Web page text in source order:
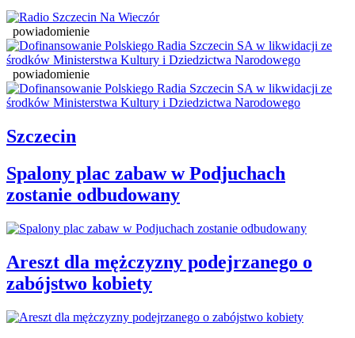
powiadomienie
powiadomienie
Szczecin
Spalony plac zabaw w Podjuchach
zostanie odbudowany
Areszt dla mężczyzny podejrzanego o
zabójstwo kobiety